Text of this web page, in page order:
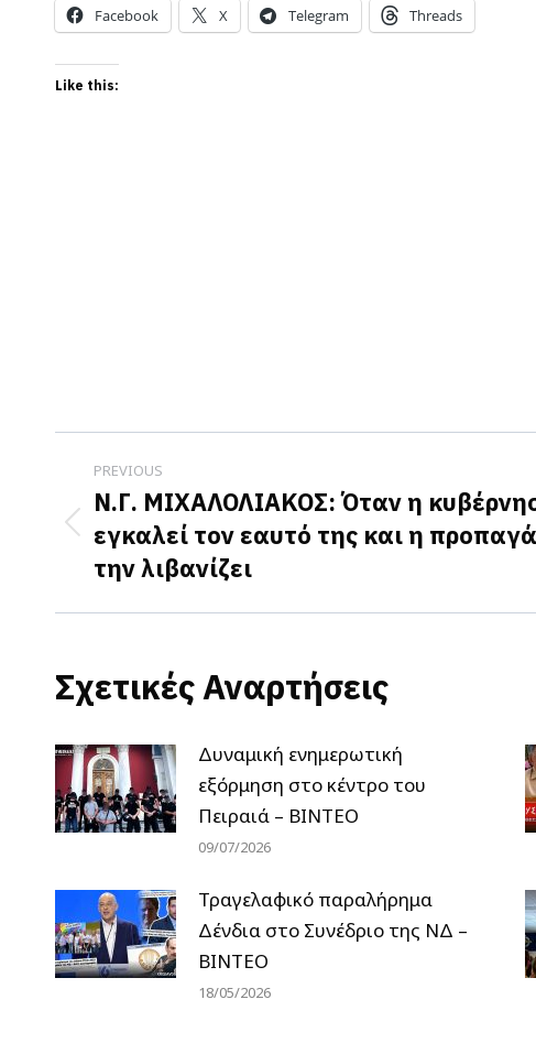
Facebook X Telegram Threads
Like this:
Post
navigation
PREVIOUS
Previous
post:
Ν.Γ. ΜΙΧΑΛΟΛΙΑΚΟΣ: Όταν η
εγκαλεί τον εαυτό της και η
την λιβανίζει
Σχετικές Αναρτήσεις
Δυναμική ενημερωτική
εξόρμηση στο κέντρο του
Πειραιά – ΒΙΝΤΕΟ
09/07/2026
Τραγελαφικό παραλήρημα
Δένδια στο Συνέδριο της ΝΔ –
ΒΙΝΤΕΟ
18/05/2026